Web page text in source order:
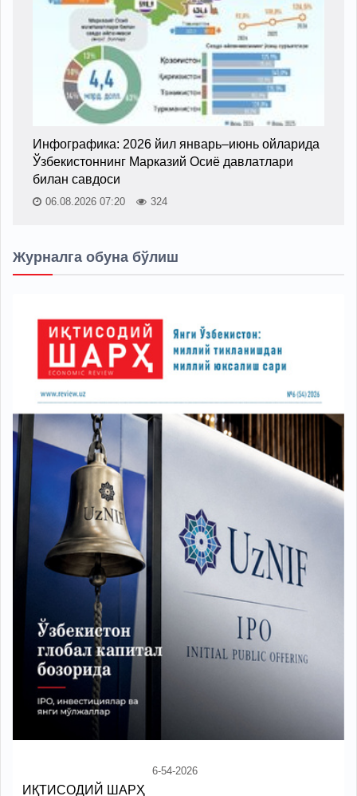
Инфографика: 2026 йил январь–июнь ойларида
Ўзбекистоннинг Марказий Осиё давлатлари
билан савдоси
06.08.2026 07:20 324
Журналга обуна бўлиш
6-54-2026
ИҚТИСОДИЙ ШАРҲ